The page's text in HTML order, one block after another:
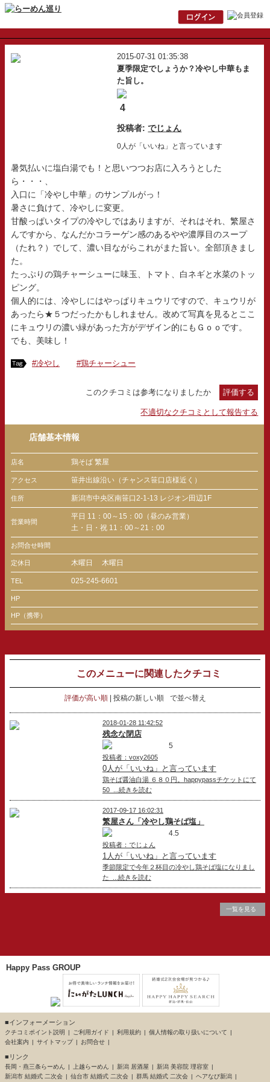
2015-07-31 01:35:38
夏季限定でしょうか？冷やし中華もま
た旨し。
4
投稿者:でじょん
0人が「いいね」と言っています
暑気払いに塩白湯でも！と思いつつお店に入ろうとした
ら・・・、
入口に「冷やし中華」のサンプルがっ！
暑さに負けて、冷やしに変更。
甘酸っぱいタイプの冷やしではありますが、それはそれ、繁屋さ
んですから、なんだかコラーゲン感のあるやや濃厚目のスープ
（たれ？）でして、濃い目ながらこれがまた旨い。全部頂きまし
た。
たっぷりの鶏チャーシューに味玉、トマト、白ネギと水菜のトッ
ピング。
個人的には、冷やしにはやっぱりキュウリですので、キュウリが
あったら★５つだったかもしれません。改めて写真を見るとここ
にキュウリの濃い緑があった方がデザイン的にもＧｏｏです。
でも、美味し！
#冷やし #鶏チャーシュー
このクチコミは参考になりましたか 評価する
不適切なクチコミとして報告する
店舗基本情報
店名 鶏そば 繁屋
アクセス 笹井出線沿い（チャンス笹口店様近く）
住所 新潟市中央区南笹口2-1-13 レジオン田辺1F
営業時間
平日 11：00～15：00（昼のみ営業）
土・日・祝 11：00～21：00
お問合せ時間
定休日 木曜日 木曜日
TEL 025-245-6601
HP
HP（携帯）
このメニューに関連したクチコミ
評価が高い順 投稿の新しい順 で並べ替え
2018-01-28 11:42:52
残念な閉店
5
投稿者：voxy2605
0人が「いいね」と言っています
鶏そば醤油白湯 ６８０円。happypassチケットにて
50 ...続きを読む
2017-09-17 16:02:31
繁屋さん「冷やし鶏そば塩」
4.5
投稿者：でじょん
1人が「いいね」と言っています
季節限定で今年２杯目の冷やし鶏そば塩になりまし
た ...続きを読む
一覧を見る
Happy Pass GROUP
■インフォーメーション
クチコミポイント説明 ご利用ガイド 利用規約
個人情報の取り扱いについて
会社案内
サイトマップ お問合せ
■リンク
長岡・燕三条らーめん 上越らーめん 新潟 居酒屋
新潟 美容院 理容室
新潟市 結婚式 二次会
仙台市 結婚式 二次会 群馬 結婚式 二次会 ヘアなび新潟